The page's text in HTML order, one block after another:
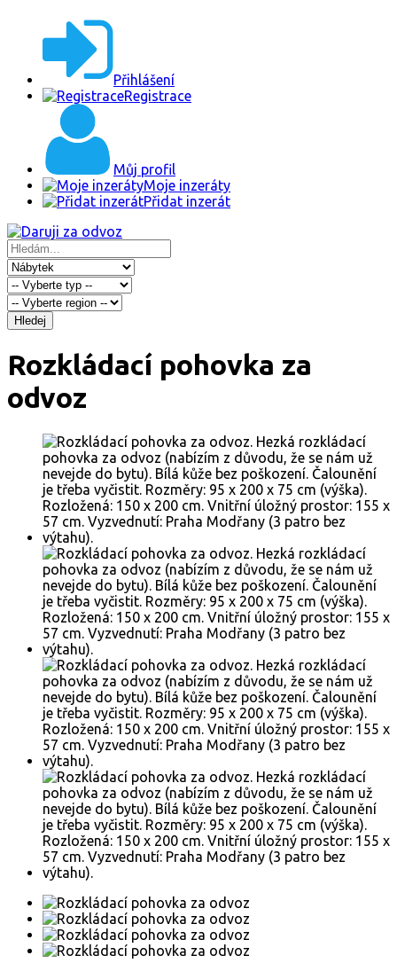
Přihlášení
Registrace
Můj profil
Moje inzeráty
Přidat inzerát
Hledej
Rozkládací pohovka za
odvoz